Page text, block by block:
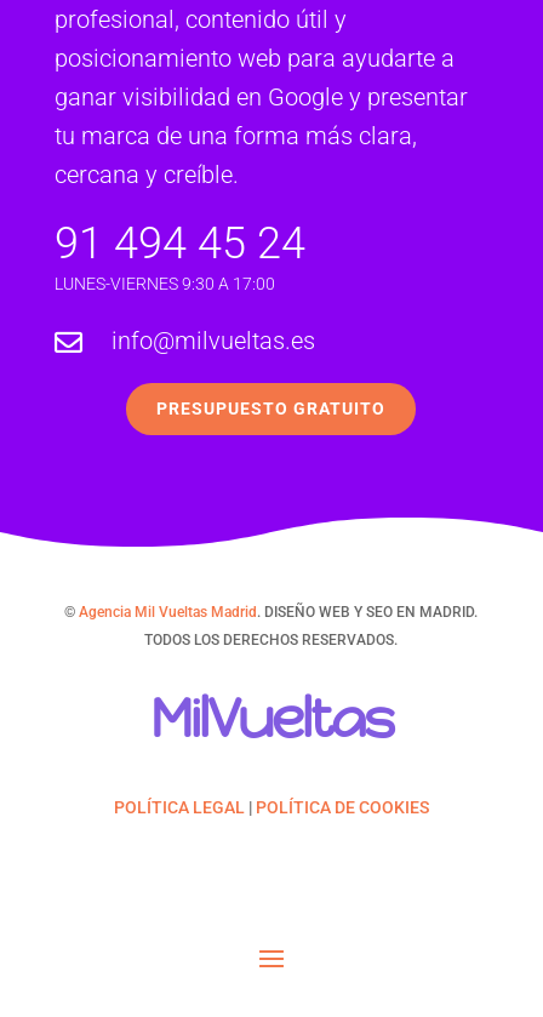
profesional, contenido útil y
posicionamiento web para ayudarte a
ganar visibilidad en Google y presentar
tu marca de una forma más clara,
cercana y creíble.
91 494 45 24
LUNES-VIERNES 9:30 A 17:00
 info@milvueltas.es
PRESUPUESTO GRATUITO
©Agencia Mil Vueltas Madrid. DISEÑO WEB Y SEO EN MADRID.
TODOS LOS DERECHOS RESERVADOS.
MilVueltas
POLÍTICA LEGAL | POLÍTICA DE COOKIES